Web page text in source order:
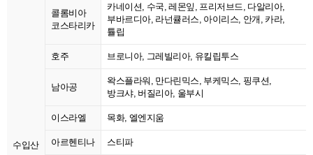
수입산
콜롬비아
코스타리카
카네이션, 수국, 레몬잎, 프리저브드, 다알리아,
부바르디아, 라넌큘러스, 아이리스, 안개, 카라,
튤립
호주 브로니아, 그레빌리아, 유킬립투스
남아공
왁스플라워, 만다린믹스, 부케믹스, 핑쿠션,
방크샤, 버질리아, 울부시
이스라엘 목화, 엘엔지움
아르헨티나 스티파